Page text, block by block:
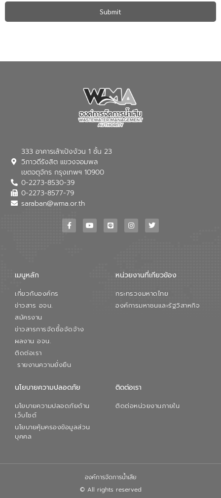
333 อาคารเล้าเป้งง้วน 1 ชั้น 23
วิภาวดีรังสิต แขวงจอมพล
เขตจตุจักร กรุงเทพฯ 10900
0-2273-8530-39
0-2273-8577-79
saraban@wma.or.th
เมนูหลัก
เกี่ยวกับองค์กร
ข่าวสาร อจน.
สมัครงาน
ข่าวสารการจัดซื้อจัดจ้าง
ผลงาน อจน.
ติดต่อเรา
รายงานความยั่งยืน
หน่วยงานที่เกียวข้อง
กระทรวงมหาดไทย
องค์การมหาชนและรัฐวิสาหกิจ
นโยบายความปลอดภัย
นโยบายความปลอดภัยด้าน
เว็บไซต์
นโยบายคุ้มครองข้อมูลส่วน
บุคคล
ติดต่อเรา
ติดต่อหน่วยงานภายใน
© All rights reserved
องค์การจัดการน้ำเสีย